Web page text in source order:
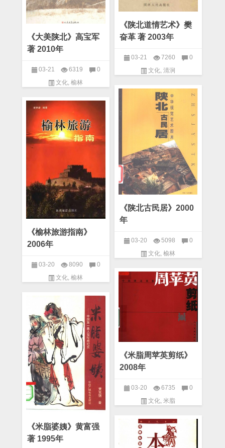
《陕北道情艺术》樊
奋革 著 2003年
03-21 7260
0
文化,清涧
《大美陕北》高宝军
著 2010年
03-21 6319
0
文化,榆林
《陕北古民居》2000
年
03-20 5098
0
文化,榆林
《榆林旅游指南》
2006年
03-20 8090
0
文化,榆林
《米脂周苹英剪纸》
2008年
03-20 6735
0
文化,米脂
《米脂婆姨》黄富强
著 1995年